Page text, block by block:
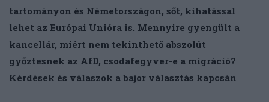
tartományon és Németországon, sőt, kihatással
lehet az Európai Unióra is. Mennyire gyengült a
kancellár, miért nem tekinthető abszolút
győztesnek az AfD, csodafegyver-e a migráció?
Kérdések és válaszok a bajor választás kapcsán